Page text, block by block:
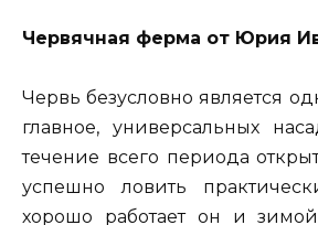
Червячная ферма от Юрия
Червь безусловно является
главное, универсальных
течение всего периода
успешно ловить
хорошо работает он и